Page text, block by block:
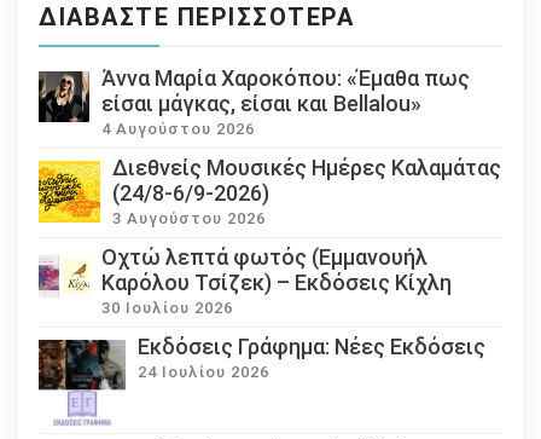
ΔΙΑΒΆΣΤΕ ΠΕΡΙΣΣΌΤΕΡΑ
Άννα Μαρία Χαροκόπου: «Έμαθα πως
είσαι μάγκας, είσαι και Bellalou»
4 Αυγούστου 2026
Διεθνείς Μουσικές Ημέρες Καλαμάτας
(24/8-6/9-2026)
3 Αυγούστου 2026
Οχτώ λεπτά φωτός (Εμμανουήλ
Καρόλου Τσίζεκ) – Εκδόσεις Κίχλη
30 Ιουλίου 2026
Εκδόσεις Γράφημα: Νέες Εκδόσεις
24 Ιουλίου 2026